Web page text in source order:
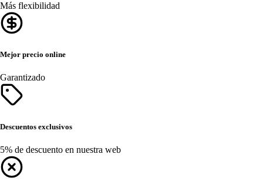
Más flexibilidad
Mejor precio online
Garantizado
Descuentos exclusivos
5% de descuento en nuestra web